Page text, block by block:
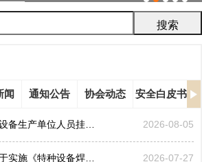
闻 通知公告 协会动态 安全白皮书
中山市整治承压类特种设备生产单位人员挂靠、临时凑岗、... 2026-08-05
市场监管总局办公厅关于实施《特种设备焊接操作人员考核... 2026-07-27